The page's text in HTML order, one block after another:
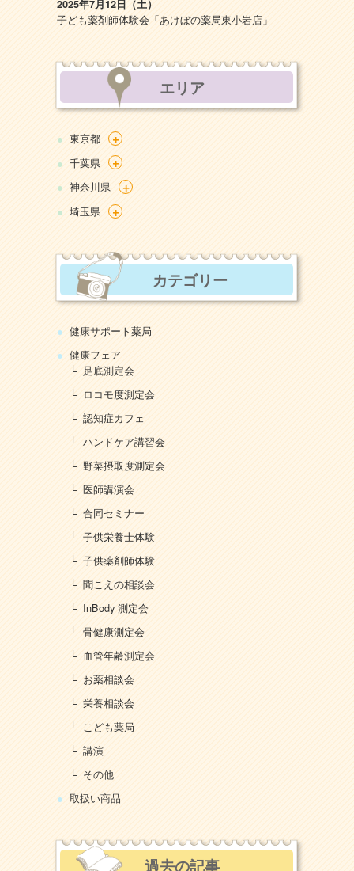
2025年7月12日（土）
子ども薬剤師体験会「あけぼの薬局東小岩店」
エリア
東京都 +
千葉県 +
神奈川県 +
埼玉県 +
カテゴリー
健康サポート薬局
健康フェア
足底測定会
ロコモ度測定会
認知症カフェ
ハンドケア講習会
野菜摂取度測定会
医師講演会
合同セミナー
子供栄養士体験
子供薬剤師体験
聞こえの相談会
InBody 測定会
骨健康測定会
血管年齢測定会
お薬相談会
栄養相談会
こども薬局
講演
その他
取扱い商品
過去の記事